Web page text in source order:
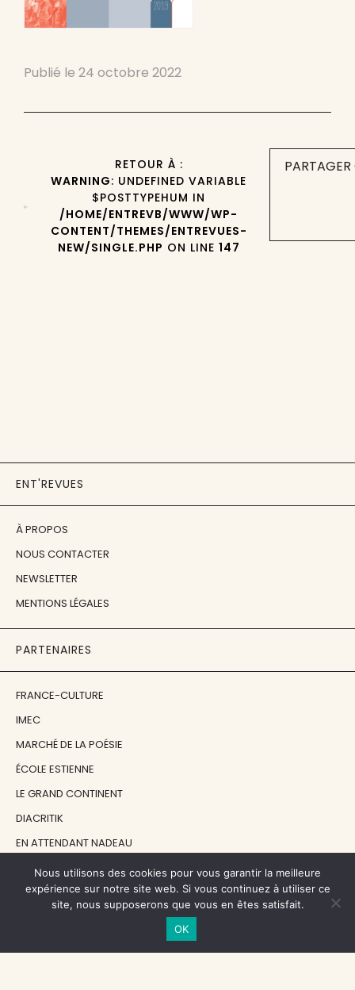
Publié le 24 octobre 2022
RETOUR À :
WARNING: UNDEFINED VARIABLE
$POSTTYPEHUM IN
/HOME/ENTREVB/WWW/WP-
CONTENT/THEMES/ENTREVUES-
NEW/SINGLE.PHP ON LINE 147
ENT'REVUES
À PROPOS
NOUS CONTACTER
NEWSLETTER
MENTIONS LÉGALES
PARTENAIRES
FRANCE-CULTURE
IMEC
MARCHÉ DE LA POÉSIE
ÉCOLE ESTIENNE
LE GRAND CONTINENT
DIACRITIK
EN ATTENDANT NADEAU
NOS SOUTIENS
Nous utilisons des cookies pour vous garantir la meilleure
expérience sur notre site web. Si vous continuez à utiliser ce
site, nous supposerons que vous en êtes satisfait.
OK